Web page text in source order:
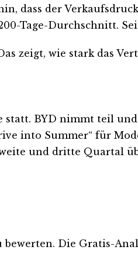
dass der
Tage-Durchschnitt.
zeigt, wie stark das
statt. BYD nimmt teil
into Summer“ für
und dritte Quartal
Die Gratis-